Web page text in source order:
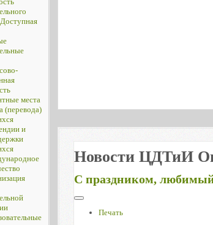
места
(перевода)
и
Новости ЦДТиИ
С праздником,
Печать